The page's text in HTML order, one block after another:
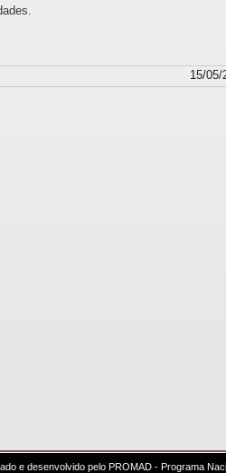
15/05/
e desenvolvido pelo PROMAD - Programa